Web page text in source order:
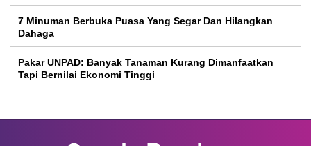
7 Minuman Berbuka Puasa Yang Segar Dan Hilangkan
Dahaga
Pakar UNPAD: Banyak Tanaman Kurang Dimanfaatkan
Tapi Bernilai Ekonomi Tinggi